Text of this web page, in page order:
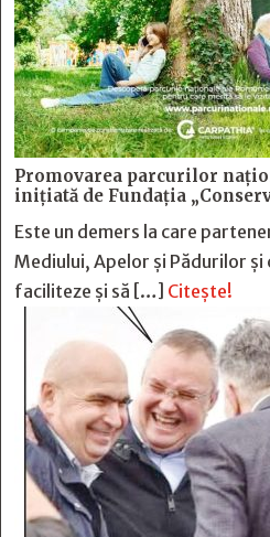
Promovarea parcurilor
inițiată de Fundația
Este un demers la care
Mediului, Apelor și Pădurilor și
faciliteze și să […] Citește!